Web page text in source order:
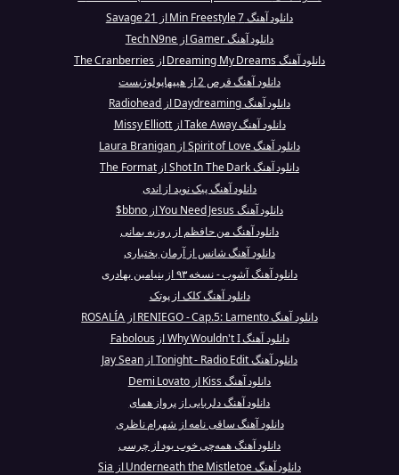
دانلود آهنگ 7 Min Freestyle از 21 Savage
دانلود آهنگ Gamer از Tech N9ne
دانلود آهنگ Dreaming My Dreams از The Cranberries
دانلود آهنگ قرص 2 از هیپهاپولوژیست
دانلود آهنگ Daydreaming از Radiohead
دانلود آهنگ Take Away از Missy Elliott
دانلود آهنگ Spirit of Love از Laura Branigan
دانلود آهنگ Shot In The Dark از The Format
دانلود آهنگ پیک نوید از اندی
دانلود آهنگ You Need Jesus از bbno$
دانلود آهنگ من حافظم از روزبه بمانی
دانلود آهنگ شانس از آرمان بختیاری
دانلود آهنگ آشوب - نسخه ۹۳ از بنیامین بهادری
دانلود آهنگ کلک از پوتک
دانلود آهنگ RENIEGO - Cap.5: Lamento از ROSALÍA
دانلود آهنگ Why Wouldn't I از Fabolous
دانلود آهنگ Tonight - Radio Edit از Jay Sean
دانلود آهنگ Kiss از Demi Lovato
دانلود آهنگ دلربایی از پرواز همای
دانلود آهنگ ساقی‌ نامه از شهرام ناظری
دانلود آهنگ همه‌چی خوب بود از چرسی
دانلود آهنگ Underneath the Mistletoe از Sia